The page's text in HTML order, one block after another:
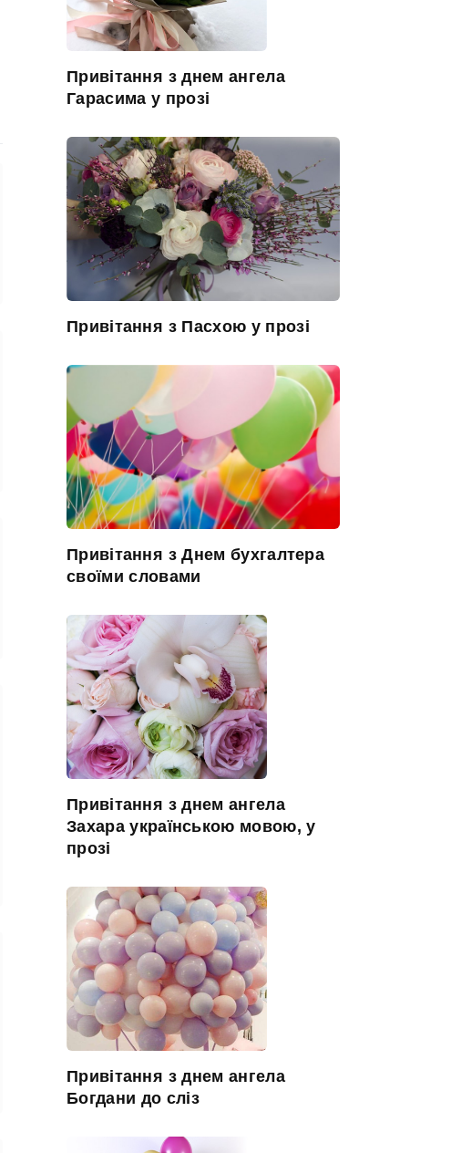
Привітання з днем ангела
Гарасима у прозі
Привітання з Пасхою у прозі
Привітання з Днем бухгалтера
своїми словами
Привітання з днем ангела
Захара українською мовою, у
прозі
Привітання з днем ангела
Богдани до сліз